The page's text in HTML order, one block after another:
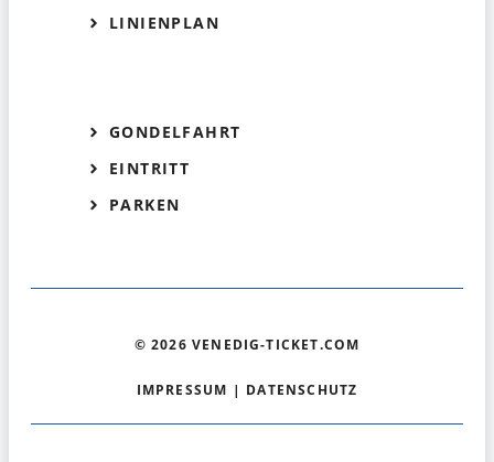
LINIENPLAN
GONDELFAHRT
EINTRITT
PARKEN
© 2026 VENEDIG-TICKET.COM
IMPRESSUM | DATENSCHUTZ